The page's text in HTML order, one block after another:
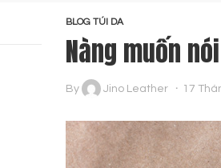
BLOG TÚI DA
Nàng muốn
By Jino Leather 17